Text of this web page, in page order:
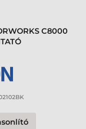
C8000